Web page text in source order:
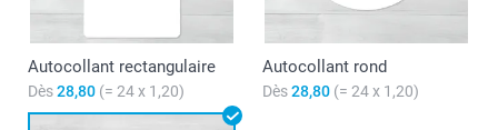
Autocollant rectangulaire
Dès28,80 (= 24 x 1,20)
Autocollant rond
Dès28,80 (= 24 x 1,20)